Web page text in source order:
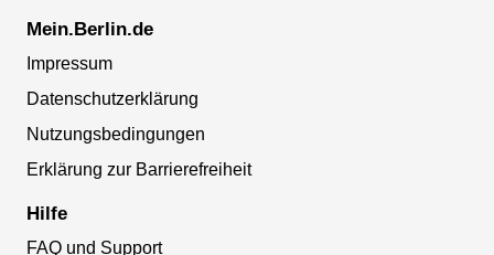
Mein.Berlin.de
Impressum
Datenschutzerklärung
Nutzungsbedingungen
Erklärung zur Barrierefreiheit
Hilfe
FAQ und Support